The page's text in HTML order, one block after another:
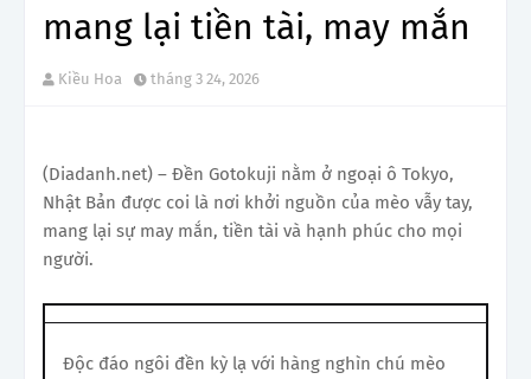
mang lại tiền tài, may mắn
Kiều Hoa tháng 3 24, 2026
(Diadanh.net) – Đền Gotokuji nằm ở ngoại ô Tokyo,
Nhật Bản được coi là nơi khởi nguồn của mèo vẫy tay,
mang lại sự may mắn, tiền tài và hạnh phúc cho mọi
người.
Độc đáo ngôi đền kỳ lạ với hàng nghìn chú mèo